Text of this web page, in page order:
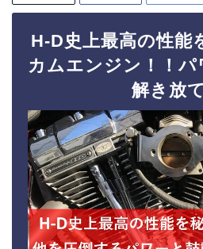
H-D史上最高の性能
カムエンジン！！パ
解き放